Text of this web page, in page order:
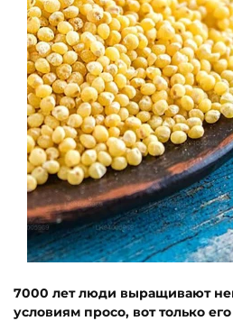
7000 лет люди выращивают
условиям просо, вот только